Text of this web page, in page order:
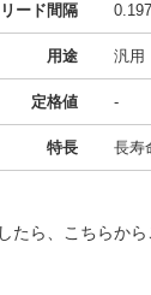
リード間隔
用途 汎用
定格値 -
特長 長寿
たら、こちらから